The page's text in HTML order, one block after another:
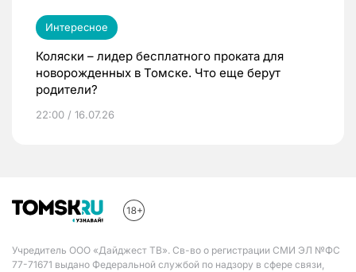
Интересное
Коляски – лидер бесплатного проката для
новорожденных в Томске. Что еще берут
родители?
22:00 / 16.07.26
Учредитель ООО «Дайджест ТВ». Св-во о регистрации СМИ ЭЛ №ФС
77-71671 выдано Федеральной службой по надзору в сфере связи,